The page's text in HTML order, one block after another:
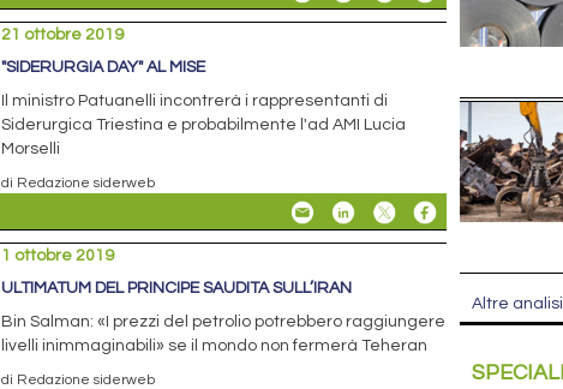
21 ottobre 2019
"SIDERURGIA DAY" AL MISE
Il ministro Patuanelli incontrerà i rappresentanti di
Siderurgica Triestina e probabilmente l'ad AMI Lucia
Morselli
di Redazione siderweb
1 ottobre 2019
ULTIMATUM DEL PRINCIPE SAUDITA SULL’IRAN
Bin Salman: «I prezzi del petrolio potrebbero raggiungere
livelli inimmaginabili» se il mondo non fermerà Teheran
di Redazione siderweb
Altre analisi
SPECIALI